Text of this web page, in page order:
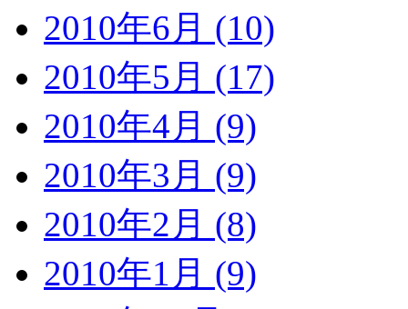
2010年6月 (10)
2010年5月 (17)
2010年4月 (9)
2010年3月 (9)
2010年2月 (8)
2010年1月 (9)